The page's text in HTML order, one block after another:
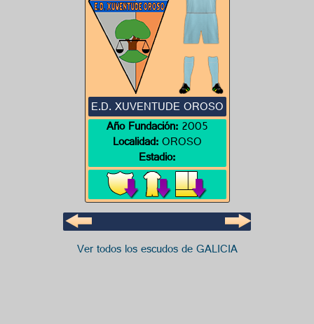
E.D. XUVENTUDE OROSO
Año Fundación:2005
Localidad:OROSO
Estadio:
Ver todos los escudos de GALICIA